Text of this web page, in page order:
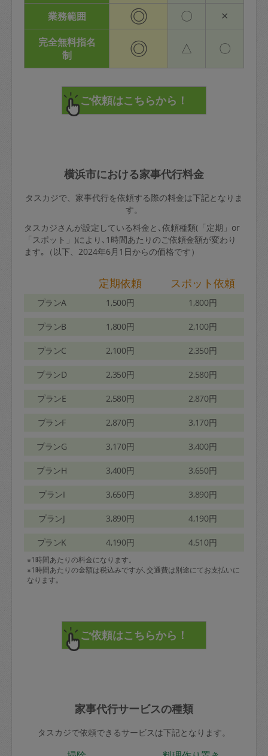
業務範囲 ◎ 〇 ×
完全無料指名
制
◎ △ 〇
横浜市における家事代行料金
タスカジで、家事代行を依頼する際の料金は下記となりま
す。
タスカジさんが設定している料金と､依頼種類(「定期」or
「スポット」)により､1時間あたりのご依頼金額が変わり
ます｡（以下、2024年6月1日からの価格です）
定期依頼 スポット依頼
プランA 1,500円 1,800円
プランB 1,800円 2,100円
プランC 2,100円 2,350円
プランD 2,350円 2,580円
プランE 2,580円 2,870円
プランF 2,870円 3,170円
プランG 3,170円 3,400円
プランH 3,400円 3,650円
プランI 3,650円 3,890円
プランJ 3,890円 4,190円
プランK 4,190円 4,510円
※1時間あたりの料金になります。
※1時間あたりの金額は税込みですが､交通費は別途にてお支払いに
なります｡
家事代行サービスの種類
タスカジで依頼できるサービスは下記となります。